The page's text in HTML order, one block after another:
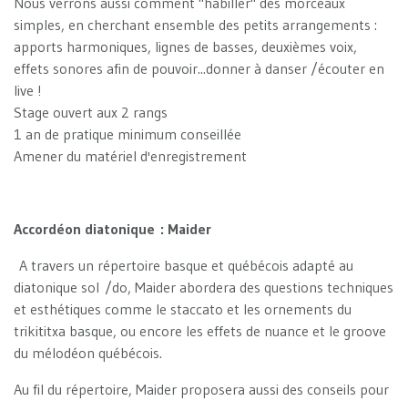
simples, en cherchant ensemble des petits arrangements :
apports harmoniques, lignes de basses, deuxièmes voix,
effets sonores afin de pouvoir...donner à danser /écouter en
live !
Stage ouvert aux 2 rangs
1 an de pratique minimum conseillée
Amener du matériel d'enregistrement
Accordéon diatonique : Maider
A travers un répertoire basque et québécois adapté au
diatonique sol /do, Maider abordera des questions techniques
et esthétiques comme le staccato et les ornements du
trikititxa basque, ou encore les effets de nuance et le groove
du mélodéon québécois.
Au fil du répertoire, Maider proposera aussi des conseils pour